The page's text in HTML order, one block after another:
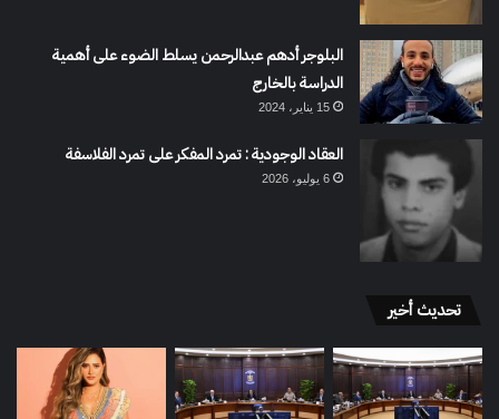
البلوجر أدهم عبدالرحمن يسلط الضوء على أهمية
الدراسة بالخارج
15 يناير، 2024
العقاد الوجودية : تمرد المفكر على تمرد الفلاسفة
6 يوليو، 2026
تحديث أخير